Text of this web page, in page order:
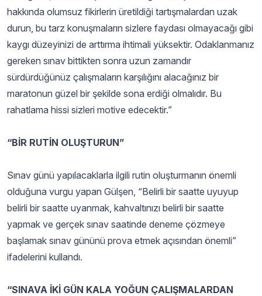
hakkında olumsuz fikirlerin üretildiği tartışmalardan uzak
durun, bu tarz konuşmaların sizlere faydası olmayacağı gibi
kaygı düzeyinizi de arttırma ihtimali yüksektir. Odaklanmanız
gereken sınav bittikten sonra uzun zamandır
sürdürdüğünüz çalışmaların karşılığını alacağınız bir
maratonun güzel bir şekilde sona erdiği olmalıdır. Bu
rahatlama hissi sizleri motive edecektir.”
“BİR RUTİN OLUŞTURUN”
Sınav günü yapılacaklarla ilgili rutin oluşturmanın önemli
olduğuna vurgu yapan Gülşen, “Belirli bir saatte uyuyup
belirli bir saatte uyanmak, kahvaltınızı belirli bir saatte
yapmak ve gerçek sınav saatinde deneme çözmeye
başlamak sınav gününü prova etmek açısından önemli”
ifadelerini kullandı.
“SINAVA İKİ GÜN KALA YOĞUN ÇALIŞMALARDAN